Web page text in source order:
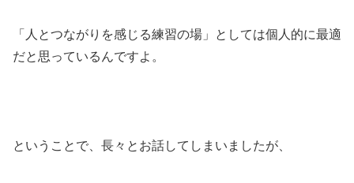
「人とつながりを感じる練習の場」としては個人的に最適
だと思っているんですよ。
ということで、長々とお話してしまいましたが、